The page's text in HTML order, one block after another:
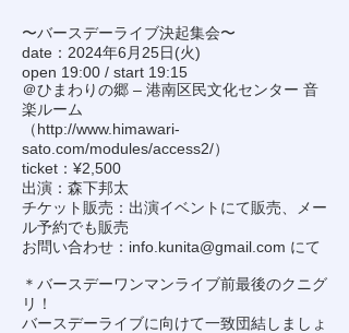
〜バースデーライブ決起集会〜
date：2024年6月25日(火)
open 19:00 / start 19:15
＠ひまわりの郷 – 港南区民文化センター 音
楽ルーム
（http://www.himawari-
sato.com/modules/access2/）
ticket：¥2,500
出演：森下邦太
チケット販売：出演イベントにて販売、メー
ル予約でも販売
お問い合わせ： info.kunita@gmail.com にて
＊バースデーワンマンライブ前最後のクニグ
リ！
バースデーライブに向けて一致団結しましょ